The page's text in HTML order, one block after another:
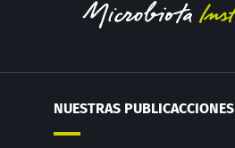
NUESTRAS PUBLICACCIONES